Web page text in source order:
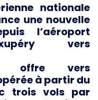
nationale
une nouvelle
l’aéroport
vers
offre vers
à partir du
trois vols par